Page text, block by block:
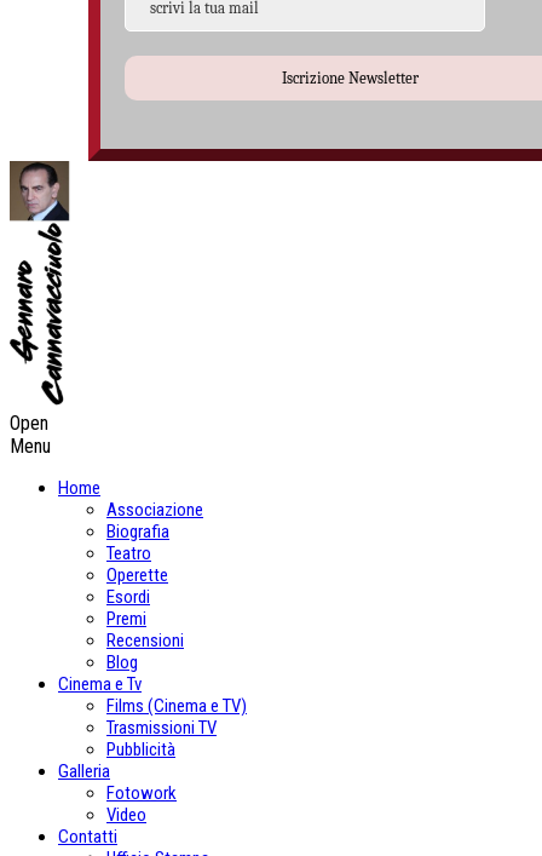
Iscrizione Newsletter
Open
Menu
Home
Associazione
Biografia
Teatro
Operette
Esordi
Premi
Recensioni
Blog
Cinema e Tv
Films (Cinema e TV)
Trasmissioni TV
Pubblicità
Galleria
Fotowork
Video
Contatti